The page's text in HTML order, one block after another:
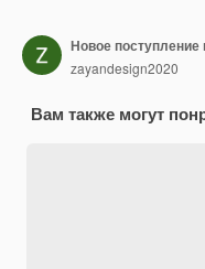
Новое поступление
zayandesign2020
Вам также могут